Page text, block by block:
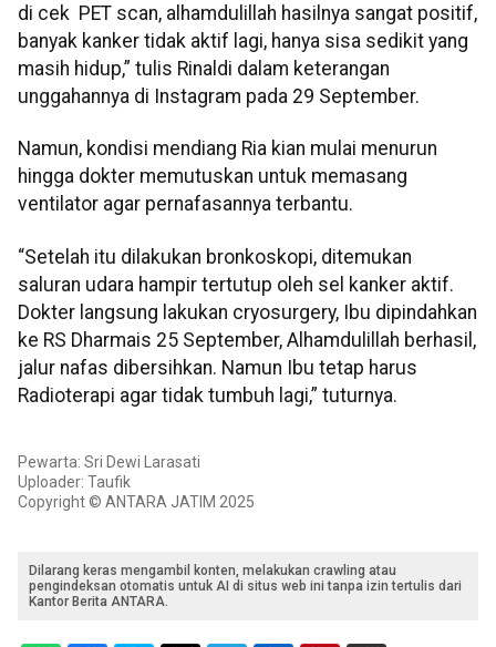
di cek PET scan, alhamdulillah hasilnya sangat positif,
banyak kanker tidak aktif lagi, hanya sisa sedikit yang
masih hidup,” tulis Rinaldi dalam keterangan
unggahannya di Instagram pada 29 September.
Namun, kondisi mendiang Ria kian mulai menurun
hingga dokter memutuskan untuk memasang
ventilator agar pernafasannya terbantu.
“Setelah itu dilakukan bronkoskopi, ditemukan
saluran udara hampir tertutup oleh sel kanker aktif.
Dokter langsung lakukan cryosurgery, Ibu dipindahkan
ke RS Dharmais 25 September, Alhamdulillah berhasil,
jalur nafas dibersihkan. Namun Ibu tetap harus
Radioterapi agar tidak tumbuh lagi,” tuturnya.
Pewarta: Sri Dewi Larasati
Uploader: Taufik
Copyright © ANTARA JATIM 2025
Dilarang keras mengambil konten, melakukan crawling atau
pengindeksan otomatis untuk AI di situs web ini tanpa izin tertulis dari
Kantor Berita ANTARA.